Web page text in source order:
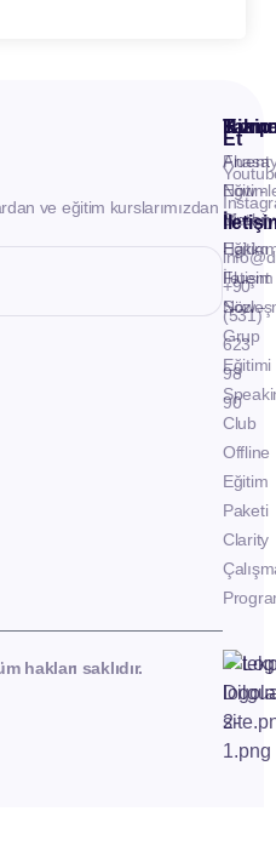
ve eğitim kurslarımızdan
İletişim
Fluent
Now -
Birebir
Eğitim
Fluent
Now -
Grup
Eğitimi
Club
Offline
Eğitim
Paketi
Clarity
Takip
Et
+90
(531)
623
98
90
hakları saklıdır.